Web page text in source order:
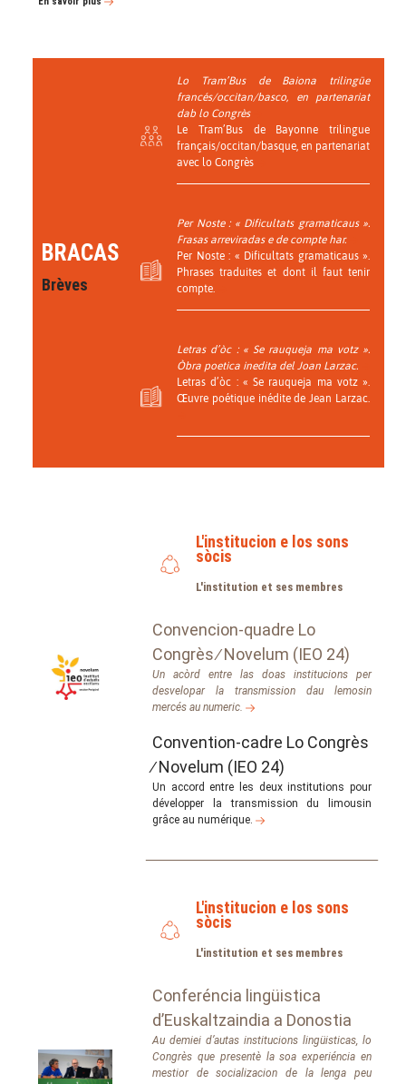
BRACAS
Brèves
Lo Tram’Bus de Baiona trilingüe
francés/occitan/basco, en partenariat
dab lo Congrès
Le Tram’Bus de Bayonne trilingue
français/occitan/basque, en partenariat
avec lo Congrès
Per Noste : « Dificultats gramaticaus ».
Frasas arreviradas e de compte har.
Per Noste : « Dificultats gramaticaus ».
Phrases traduites et dont il faut tenir
compte.
Letras d’òc : « Se rauqueja ma votz ».
Òbra poetica inedita del Joan Larzac.
Letras d’òc : « Se rauqueja ma votz ».
Œuvre poétique inédite de Jean Larzac.
L'institucion e los sons
sòcis
L'institution et ses membres
Convencion-quadre Lo
Congrès ∕ Novelum (IEO 24)
Un acòrd entre las doas institucions per
desvelopar la transmission dau lemosin
mercés au numeric.
Convention-cadre Lo Congrès
∕ Novelum (IEO 24)
Un accord entre les deux institutions pour
développer la transmission du limousin
grâce au numérique.
L'institucion e los sons
sòcis
L'institution et ses membres
Conferéncia lingüistica
d’Euskaltzaindia a Donostia
Au demiei d’autas institucions lingüisticas, lo
Congrès que presentè la soa experiéncia en
mestior de socializacion de la lenga peu